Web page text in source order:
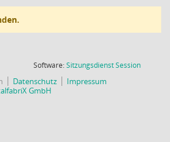
Software:SitzungsdienstSession(Wird in
Datenschutz
Impressum
GmbH